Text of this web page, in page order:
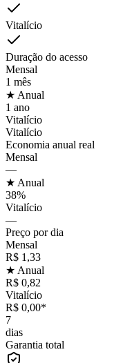
Vitalício
Duração do acesso
Mensal
1 mês
★ Anual
1 ano
Vitalício
Vitalício
Economia anual real
Mensal
—
★ Anual
38%
Vitalício
—
Preço por dia
Mensal
R$ 1,33
★ Anual
R$ 0,82
Vitalício
R$ 0,00*
7
dias
Garantia total